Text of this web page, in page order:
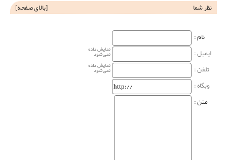
نظر شما
[بالای صفحه]
نام‌ :
ایمیل :
نمایش داده
نمی‌شود
تلفن : نمایش داده
نمی‌شود
وبگاه‌ :
متن :